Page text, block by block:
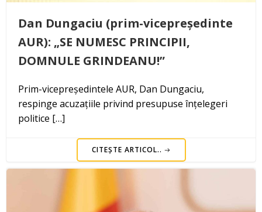
Dan Dungaciu (prim-vicepreședinte
AUR): „SE NUMESC PRINCIPII,
DOMNULE GRINDEANU!”
Prim-vicepreședintele AUR, Dan Dungaciu,
respinge acuzațiile privind presupuse înțelegeri
politice […]
CITEȘTE ARTICOL..